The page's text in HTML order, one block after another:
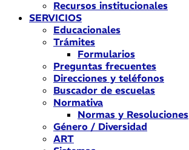
Recursos institucionales
SERVICIOS
Educacionales
Trámites
Formularios
Preguntas frecuentes
Direcciones y teléfonos
Buscador de escuelas
Normativa
Normas y Resoluciones
Género / Diversidad
ART